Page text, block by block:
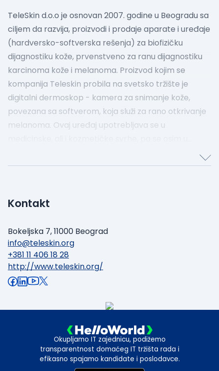
TeleSkin d.o.o je osnovan 2007. godine u Beogradu sa
ciljem da razvija, proizvodi i prodaje aparate i uređaje
(hardversko-softverska rešenja) za biofizičku
dijagnostiku kože, prvenstveno za ranu dijagnostiku
karcinoma kože i melanoma. Proizvod kojim se
kompanija Teleskin probila na svetsko tržište je
digitalni dermoskop - kamera za snimanje kože,
povezana sa softverom, koja služi za rano otkrivanje
melanoma. Ovaj uređaj upotrebljava se u
centrima i kozmetičkim kućama širom Amerike,
Kontakt
Bokeljska 7, 11000 Beograd
info@teleskin.org
+381 11 406 18 28
http://www.teleskin.org/
Okupljamo IT zajednicu, podižemo
transparentnost domaćeg IT tržišta rada i
efikasno spajamo kandidate i poslodavce.